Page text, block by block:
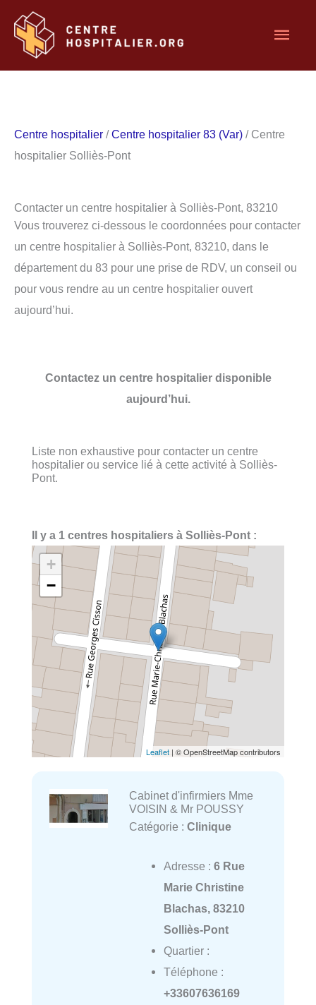
contenu
Centre hospitalier /Centre hospitalier 83 (Var) / Centre
hospitalier Solliès-Pont
Contacter un centre hospitalier à Solliès-Pont, 83210
Vous trouverez ci-dessous le coordonnées pour contacter
un centre hospitalier à Solliès-Pont, 83210, dans le
département du 83 pour une prise de RDV, un conseil ou
pour vous rendre au un centre hospitalier ouvert
aujourd’hui.
Contactez un centre hospitalier disponible
aujourd’hui.
Liste non exhaustive pour contacter un centre
hospitalier ou service lié à cette activité à Solliès-
Pont.
Il y a 1 centres hospitaliers à Solliès-Pont :
+
−
Leaflet | © OpenStreetMap contributors
Cabinet d'infirmiers Mme
VOISIN & Mr POUSSY
Catégorie : Clinique
Adresse : 6 Rue
Marie Christine
Blachas, 83210
Solliès-Pont
Quartier :
Téléphone :
+33607636169